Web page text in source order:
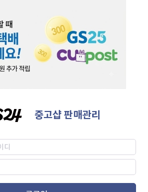
중고샵 판매관리